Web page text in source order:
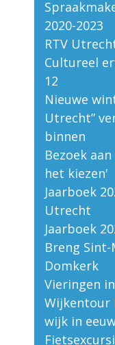
2020-2023
RTV
Cultureel
12
Nieuwe
Utrecht”
binnen
Bezoek
het kiezen'
Jaarboek
Utrecht
Jaarboek
Breng
Domkerk
Vieringen
Wijkentour
wijk in